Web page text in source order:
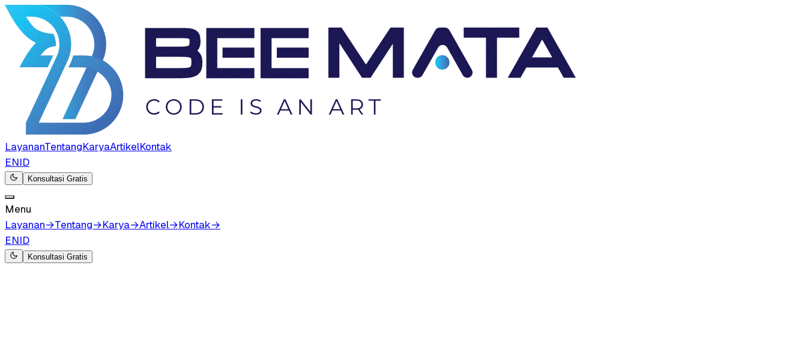
LayananTentangKaryaArtikelKontak
ENID
Konsultasi Gratis
Menu
Layanan→Tentang→Karya→Artikel→Kontak→
ENID
Konsultasi Gratis